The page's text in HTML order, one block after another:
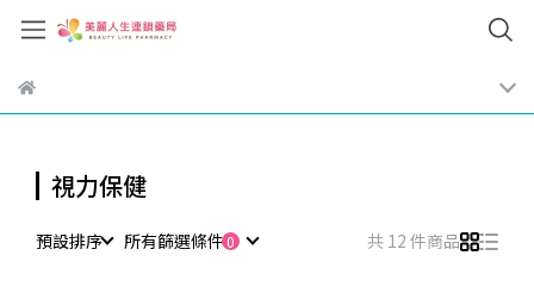
視力保健
預設排序 所有篩選條件 共 12 件商品